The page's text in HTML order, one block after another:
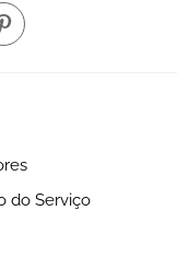
do Serviço